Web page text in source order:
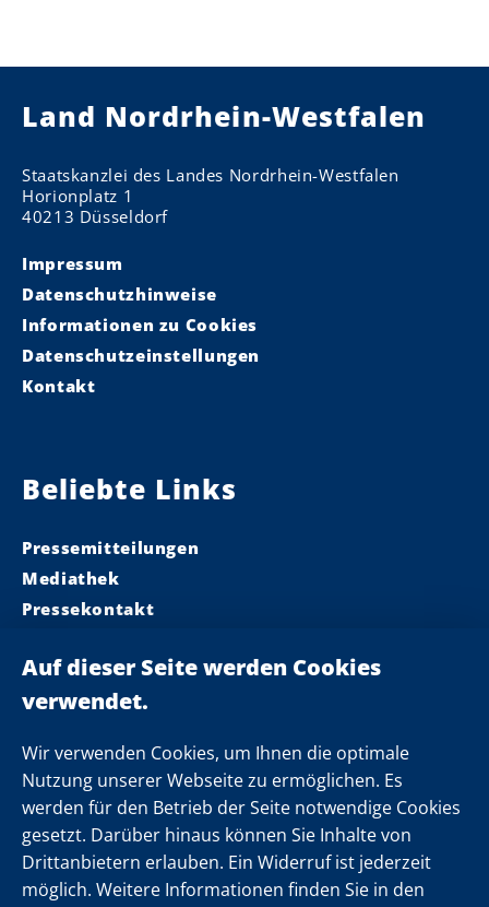
Wir verwenden Cookies, um Ihnen die optimale
Nutzung unserer Webseite zu ermöglichen. Es
werden für den Betrieb der Seite notwendige Cookies
gesetzt. Darüber hinaus können Sie Inhalte von
Drittanbietern erlauben. Ein Widerruf ist jederzeit
möglich. Weitere Informationen finden Sie in den
Land Nordrhein-Westfalen
Staatskanzlei des Landes Nordrhein-Westfalen
Horionplatz 1
40213 Düsseldorf
Impressum
Datenschutzhinweise
Informationen zu Cookies
Datenschutzeinstellungen
Kontakt
Beliebte Links
Pressemitteilungen
Mediathek
Pressekontakt
Landeskabinett
Einsamkeit
Folgen Sie uns